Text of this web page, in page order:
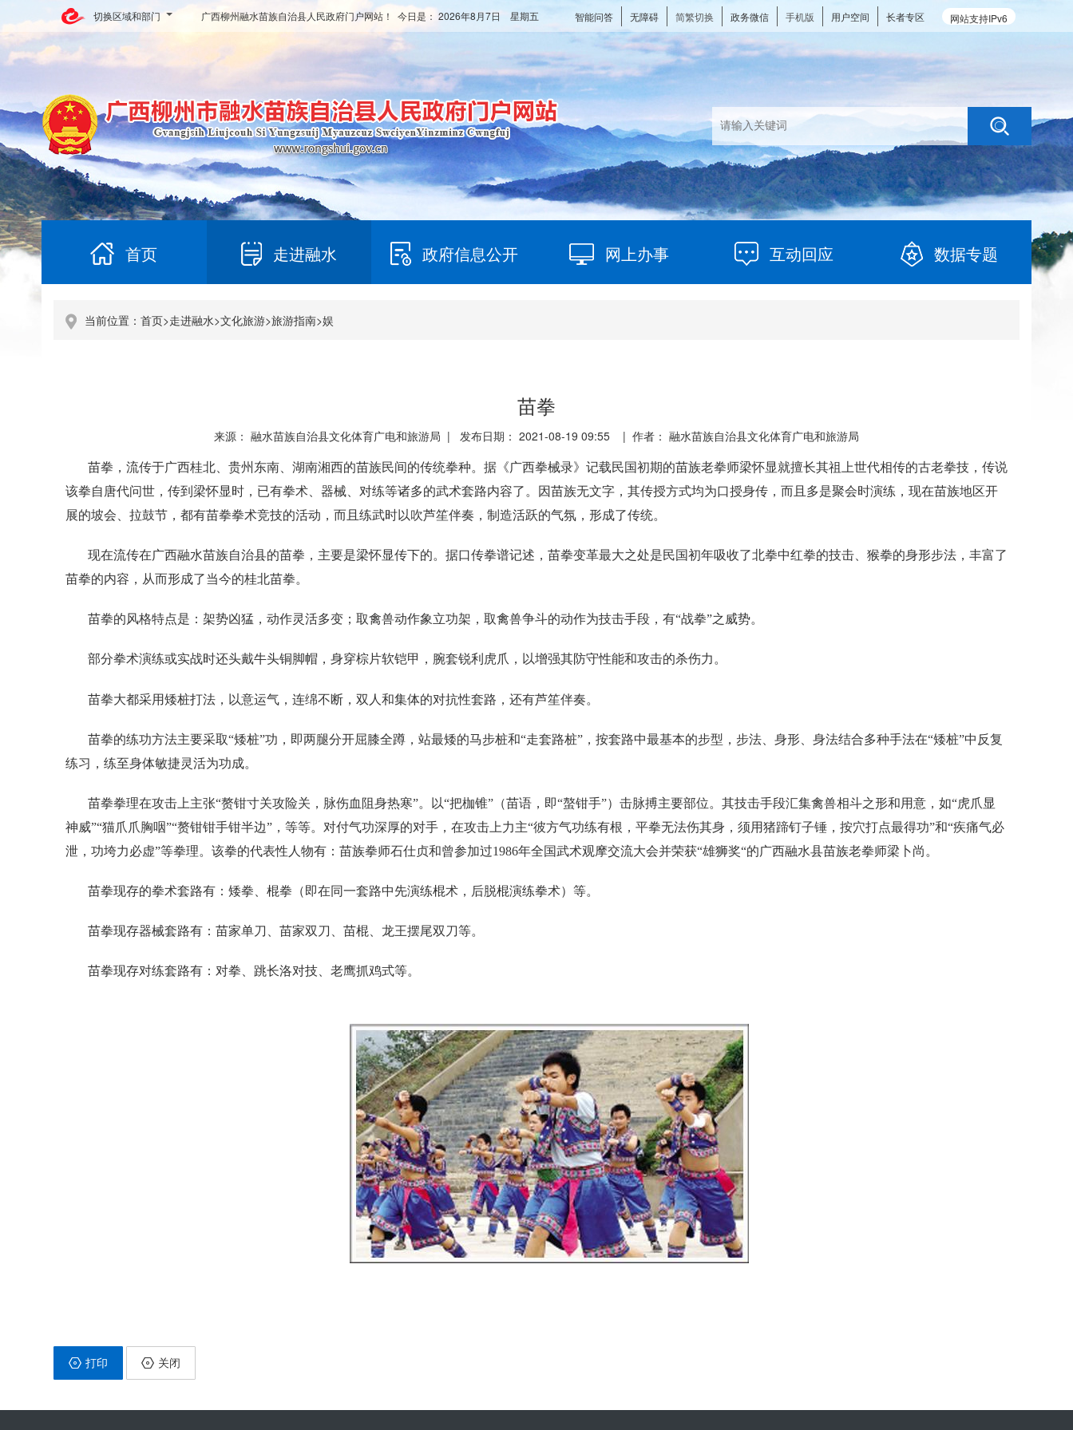
切换区域和部门 网站支持IPv6
智能问答 无障碍 简繁切换 政务微信 手机版 用户空间 长者专区
广西柳州融水苗族自治县人民政府门户网站！ 今日是： 2026年8月7日 星期五
首页 走进融水 政府信息公开 网上办事 互动回应 数据专题
当前位置： 首页>走进融水>文化旅游>旅游指南>娱
苗拳
来源： 融水苗族自治县文化体育广电和旅游局 | 发布日期： 2021-08-19 09:55 | 作者： 融水苗族自治县文化体育广电和旅游局
苗拳，流传于广西桂北、贵州东南、湖南湘西的苗族民间的传统拳种。据《广西拳械录》记载民国初期的苗族老拳师梁怀显就擅长其祖上世代相传的古老拳技，传说
该拳自唐代问世，传到梁怀显时，已有拳术、器械、对练等诸多的武术套路内容了。因苗族无文字，其传授方式均为口授身传，而且多是聚会时演练，现在苗族地区开
展的坡会、拉鼓节，都有苗拳拳术竞技的活动，而且练武时以吹芦笙伴奏，制造活跃的气氛，形成了传统。
现在流传在广西融水苗族自治县的苗拳，主要是梁怀显传下的。据口传拳谱记述，苗拳变革最大之处是民国初年吸收了北拳中红拳的技击、猴拳的身形步法，丰富了
苗拳的内容，从而形成了当今的桂北苗拳。
苗拳的风格特点是：架势凶猛，动作灵活多变；取禽兽动作象立功架，取禽兽争斗的动作为技击手段，有“战拳”之威势。
部分拳术演练或实战时还头戴牛头铜脚帽，身穿棕片软铠甲，腕套锐利虎爪，以增强其防守性能和攻击的杀伤力。
苗拳大都采用矮桩打法，以意运气，连绵不断，双人和集体的对抗性套路，还有芦笙伴奏。
苗拳的练功方法主要采取“矮桩”功，即两腿分开屈膝全蹲，站最矮的马步桩和“走套路桩”，按套路中最基本的步型，步法、身形、身法结合多种手法在“矮桩”中反复
练习，练至身体敏捷灵活为功成。
苗拳拳理在攻击上主张“赘钳寸关攻险关，脉伤血阻身热寒”。以“把枷锥”（苗语，即“螯钳手”）击脉搏主要部位。其技击手段汇集禽兽相斗之形和用意，如“虎爪显
神威”“猫爪爪胸咽”“赘钳钳手钳半边”，等等。对付气功深厚的对手，在攻击上力主“彼方气功练有根，平拳无法伤其身，须用猪蹄钉子锤，按穴打点最得功”和“疾痛气必
泄，功垮力必虚”等拳理。该拳的代表性人物有：苗族拳师石仕贞和曾参加过1986年全国武术观摩交流大会并荣获“雄狮奖“的广西融水县苗族老拳师梁卜尚。
苗拳现存的拳术套路有：矮拳、棍拳（即在同一套路中先演练棍术，后脱棍演练拳术）等。
苗拳现存器械套路有：苗家单刀、苗家双刀、苗棍、龙王摆尾双刀等。
苗拳现存对练套路有：对拳、跳长洛对技、老鹰抓鸡式等。
打印 关闭